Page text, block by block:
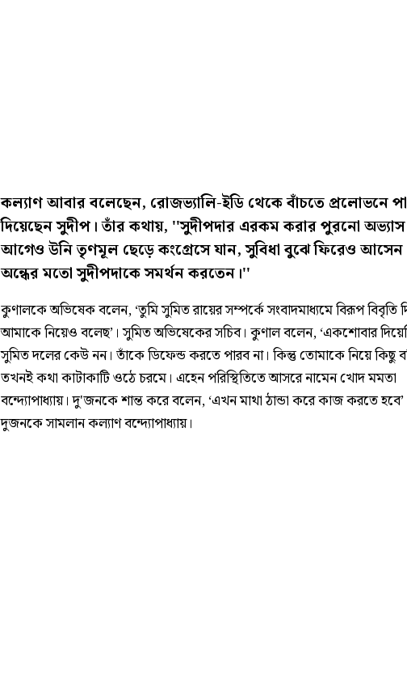
কল‌্যাণ আবার বলেছেন, রোজভ‌্যালি-ইডি থেকে বাঁচতে প্রলোভনে পা
দিয়েছেন সুদীপ। তাঁর কথায়, ''সুদীপদার এরকম করার পুরনো
আগেও উনি তৃণমূল ছেড়ে কংগ্রেসে যান, সুবিধা বুঝে ফিরেও আসেন।
অন্ধের মতো সুদীপদাকে সমর্থন করতেন।''
কুণালকে অভিষেক বলেন, ‘তুমি সুমিত রায়ের সম্পর্কে সংবাদমাধ‌্যমে বিরূপ বিবৃতি
আমাকে নিয়েও বলেছ’। সুমিত অভিষেকের সচিব। কুণাল বলেন, ‘একশোবার
সুমিত দলের কেউ নন। তাঁকে ডিফেন্ড করতে পারব না। কিন্তু তোমাকে নিয়ে কিছু
তখনই কথা কাটাকাটি ওঠে চরমে। এহেন পরিস্থিতিতে আসরে নামেন খোদ মমতা
বন্দ্যোপাধ‌্যায়। দু'জনকে শান্ত করে বলেন, ‘এখন মাথা ঠান্ডা করে কাজ করতে
দুজনকে সামলান কল‌্যাণ বন্দ্যোপাধ‌্যায়।